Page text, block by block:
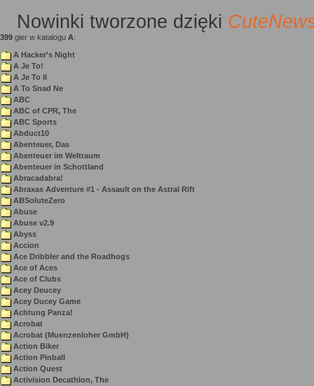
Nowinki tworzone dzięki
399 gier w katalogu A:
A Hacker's Night
A Je To!
A Je To II
A To Snad Ne
ABC
ABC of CPR, The
ABC Sports
Abduct10
Abenteuer, Das
Abenteuer im Weltraum
Abenteuer in Schottland
Abracadabra!
Abraxas Adventure #1 - Assault on the Astral Rift
ABSoluteZero
Abuse
Abuse v2.9
Abyss
Accion
Ace Dribbler and the Roadhogs
Ace of Aces
Ace of Clubs
Acey Deucey
Acey Ducey Game
Achtung Panza!
Acrobat
Acrobat (Muenzenloher GmbH)
Action Biker
Action Pinball
Action Quest
Activision Decathlon, The